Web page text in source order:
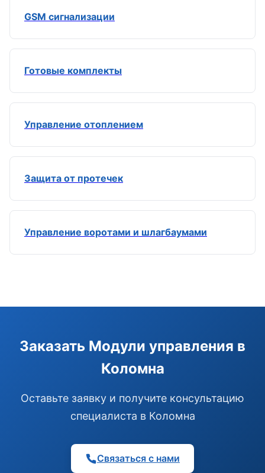
GSM сигнализации
Готовые комплекты
Управление отоплением
Защита от протечек
Управление воротами и шлагбаумами
Заказать Модули управления в
Коломна
Оставьте заявку и получите консультацию
специалиста в Коломна
Связаться с нами
модуль управления или готовый комплект.
Подобрать сигнализацию